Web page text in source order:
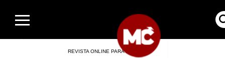
REVISTA ONLINE PARA HOMBRES